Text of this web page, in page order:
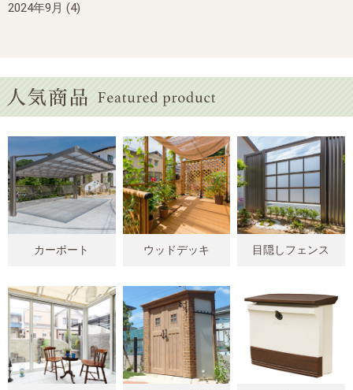
2024年9月 (4)
カーポート ウッドデッキ 目隠しフェンス